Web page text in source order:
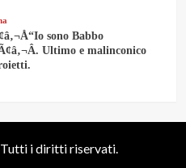
sono Babbo
Ultimo e malinconico
i diritti riservati.